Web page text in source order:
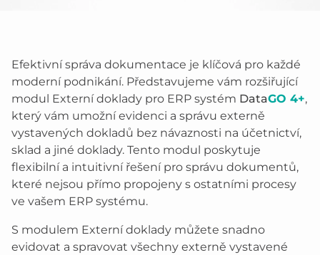
Efektivní správa dokumentace je klíčová pro každé
moderní podnikání. Představujeme vám rozšiřující
modul Externí doklady pro ERP systém DataGO 4+,
který vám umožní evidenci a správu externě
vystavených dokladů bez návaznosti na účetnictví,
sklad a jiné doklady. Tento modul poskytuje
flexibilní a intuitivní řešení pro správu dokumentů,
které nejsou přímo propojeny s ostatními procesy
ve vašem ERP systému.
S modulem Externí doklady můžete snadno
evidovat a spravovat všechny externě vystavené